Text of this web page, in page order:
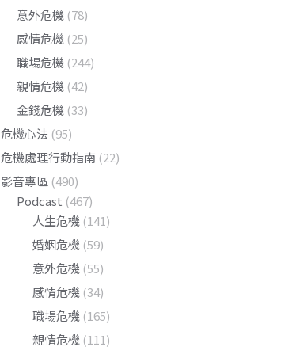
意外危機 (78)
感情危機 (25)
職場危機 (244)
親情危機 (42)
金錢危機 (33)
危機心法 (95)
危機處理行動指南 (22)
影音專區 (490)
Podcast (467)
人生危機 (141)
婚姻危機 (59)
意外危機 (55)
感情危機 (34)
職場危機 (165)
親情危機 (111)